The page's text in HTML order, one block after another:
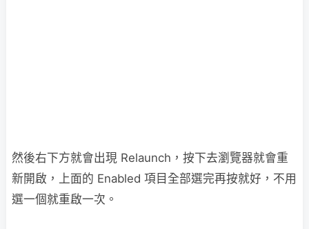
然後右下方就會出現 Relaunch，按下去瀏覽器就會重
新開啟，上面的 Enabled 項目全部選完再按就好，不用
選一個就重啟一次。